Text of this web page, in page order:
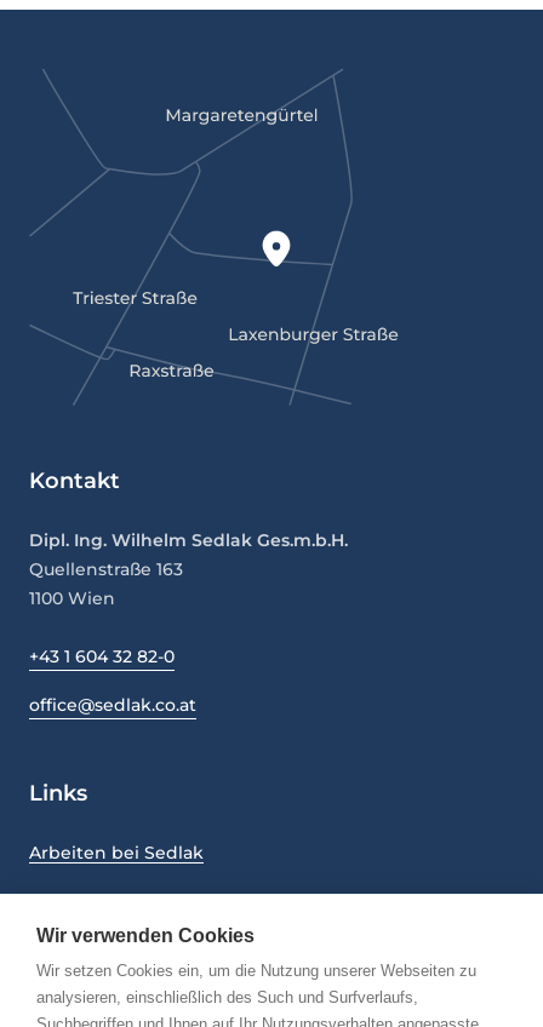
Kontakt
Dipl. Ing. Wilhelm Sedlak Ges.m.b.H.
Quellenstraße 163
1100 Wien
+43 1 604 32 82-0
office@sedlak.co.at
Links
Arbeiten bei Sedlak
Nachhaltigkeit
CMS und UMS - Richtlinien
Impressum
Wir verwenden Cookies
Wir setzen Cookies ein, um die Nutzung unserer Webseiten zu
analysieren, einschließlich des Such und Surfverlaufs,